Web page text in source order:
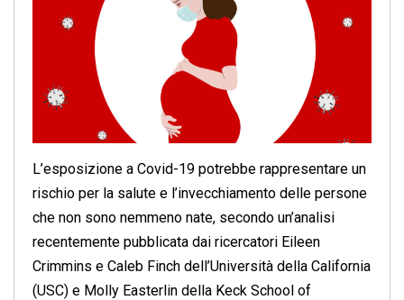
L’esposizione a Covid-19 potrebbe rappresentare un
rischio per la salute e l’invecchiamento delle persone
che non sono nemmeno nate, secondo un’analisi
recentemente pubblicata dai ricercatori Eileen
Crimmins e Caleb Finch dell’Università della California
(USC) e Molly Easterlin della Keck School of